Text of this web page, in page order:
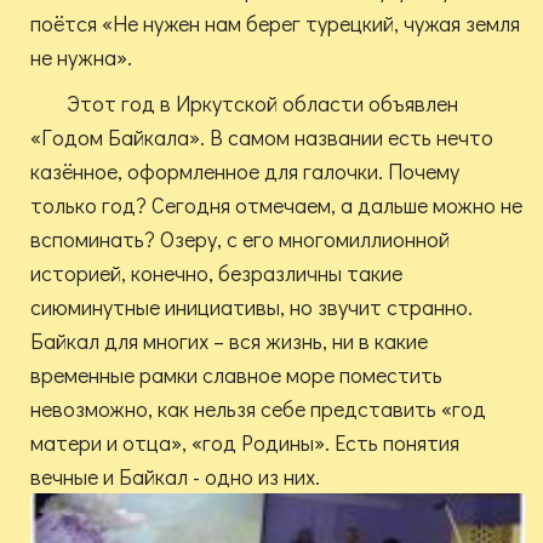
поётся «Не нужен нам берег турецкий, чужая земля
не нужна».
Этот год в Иркутской области объявлен
«Годом Байкала». В самом названии есть нечто
казённое, оформленное для галочки. Почему
только год? Сегодня отмечаем, а дальше можно не
вспоминать? Озеру, с его многомиллионной
историей, конечно, безразличны такие
сиюминутные инициативы, но звучит странно.
Байкал для многих – вся жизнь, ни в какие
временные рамки славное море поместить
невозможно, как нельзя себе представить «год
матери и отца», «год Родины». Есть понятия
вечные и Байкал - одно из них.